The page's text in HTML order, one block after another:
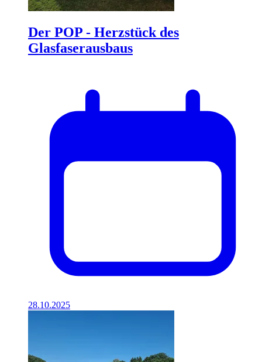
Der POP - Herzstück des
Glasfaserausbaus
28.10.2025